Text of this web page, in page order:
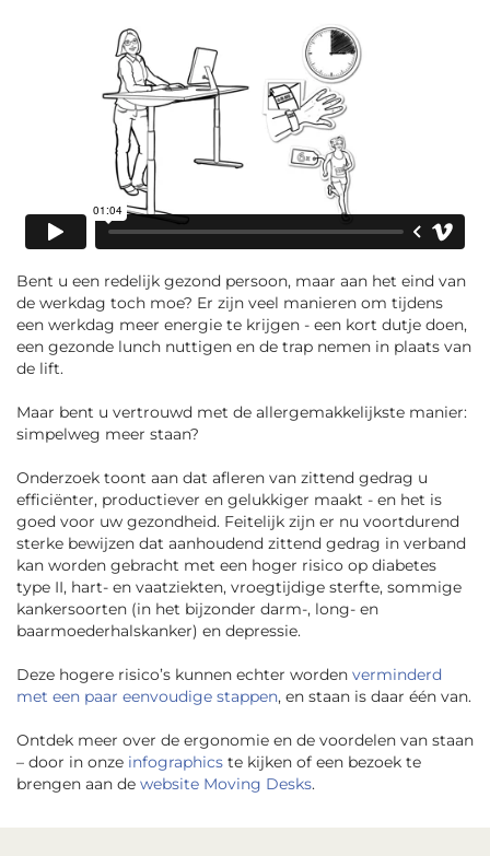
Bent u een redelijk gezond persoon, maar aan het eind van
de werkdag toch moe? Er zijn veel manieren om tijdens
een werkdag meer energie te krijgen - een kort dutje doen,
een gezonde lunch nuttigen en de trap nemen in plaats van
de lift.
Maar bent u vertrouwd met de allergemakkelijkste manier:
simpelweg meer staan?
Onderzoek toont aan dat afleren van zittend gedrag u
efficiënter, productiever en gelukkiger maakt - en het is
goed voor uw gezondheid. Feitelijk zijn er nu voortdurend
sterke bewijzen dat aanhoudend zittend gedrag in verband
kan worden gebracht met een hoger risico op diabetes
type II, hart- en vaatziekten, vroegtijdige sterfte, sommige
kankersoorten (in het bijzonder darm-, long- en
baarmoederhalskanker) en depressie.
Deze hogere risico’s kunnen echter worden verminderd
met een paar eenvoudige stappen, en staan is daar één van.
Ontdek meer over de ergonomie en de voordelen van staan
– door in onze infographics te kijken of een bezoek te
brengen aan de website Moving Desks.